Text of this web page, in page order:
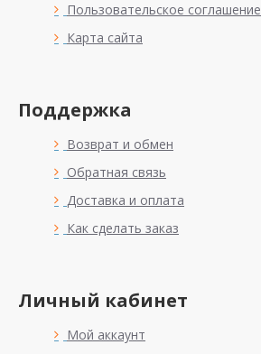
Пользовательское соглашение
Карта сайта
Поддержка
Возврат и обмен
Обратная связь
Доставка и оплата
Как сделать заказ
Личный кабинет
Мой аккаунт